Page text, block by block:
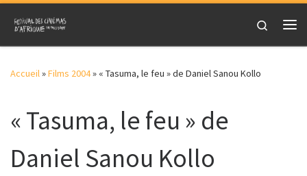
Skip to content
Search
Accueil»Films 2004» « Tasuma, le feu » de Daniel Sanou Kollo
« Tasuma, le feu » de
Daniel Sanou Kollo